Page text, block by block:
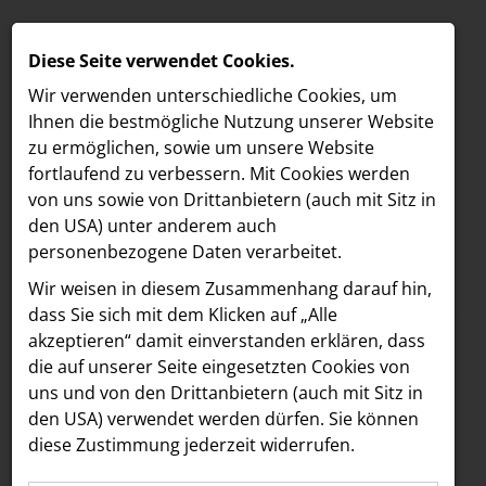
MELDUNGEN
LOEBELL NORDBERG
INNER
aehre
Astoria Artshow
B/S/H Hausgeräte
Meldungen / The Hoxton
Text Bilder
02.09.2024
Neues Musik-
Konzept:
Diese Seite verwendet Cookies.
Wir verwenden unterschiedliche Cookies, um
Ihnen die best­mögliche Nutzung unserer Website
zu ermöglichen, sowie um unsere Website
fortlaufend zu verbessern. Mit Cookies werden
von uns sowie von Drittanbietern (auch mit Sitz in
den USA) unter anderem auch
personenbezogene Daten verarbeitet.
Wir weisen in diesem Zusammenhang darauf hin,
dass Sie sich mit dem Klicken auf „Alle
akzeptieren“ damit ein­ver­standen erklären, dass
die auf unserer Seite eingesetzten Cookies von
uns und von den Drittanbietern (auch mit Sitz in
den USA) verwendet werden dürfen. Sie können
diese Zustimmung jederzeit widerrufen.